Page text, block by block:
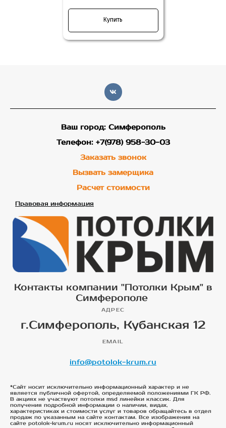
Купить
Ваш город: Симферополь
Телефон: +7(978) 958-30-03
Заказать звонок
Вызвать замерщика
Расчет стоимости
Правовая информация
Контакты компании "Потолки Крым" в
Симферополе
АДРЕС
г.Симферополь, Кубанская 12
EMAIL
info@potolok-krum.ru
*Сайт носит исключительно информационный характер и не
является публичной офертой, определяемой положениями ГК РФ.
В акциях не участвуют потолки msd линейки классик. Для
получения подробной информации о наличии, видах,
характеристиках и стоимости услуг и товаров обращайтесь в отдел
продаж по указанным на сайте контактам. Все изображения на
сайте potolok-krum.ru носят исключительно информационный